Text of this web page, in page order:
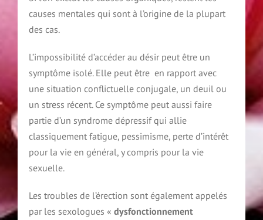
causes mentales qui sont à l’origine de la plupart
des cas.
L’impossibilité d’accéder au désir peut être un
symptôme isolé. Elle peut être en rapport avec
une situation conflictuelle conjugale, un deuil ou
un stress récent. Ce symptôme peut aussi faire
partie d’un syndrome dépressif qui allie
classiquement fatigue, pessimisme, perte d’intérêt
pour la vie en général, y compris pour la vie
sexuelle.
Les troubles de l’érection sont également appelés
par les sexologues «dysfonctionnement